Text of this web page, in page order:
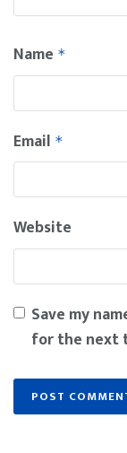
Name *
Email *
Website
Save my
for the next